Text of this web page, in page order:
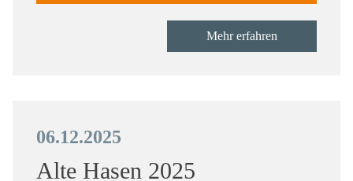
Mehr erfahren
06.12.2025
Alte Hasen 2025